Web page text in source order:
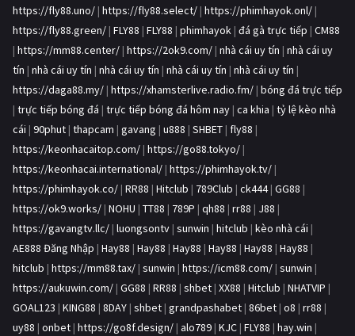
https://fly88.uno/ | https://fly88.select/ | https://phimhayok.onl/ |
https://fly88.green/ | FLY88 | FLY88 | phimhayok | đá gà trực tiếp | CM88
| https://mm88.center/ | https://2ok9.com/ | nhà cái uy tín | nhà cái uy
tín | nhà cái uy tín | nhà cái uy tín | nhà cái uy tín | nhà cái uy tín |
https://daga88.my/ | https://xhamsterlive.radio.fm/ | bóng đá trực tiếp
| trực tiếp bóng đá | trực tiếp bóng đá hôm nay | ca khia | tỷ lệ kèo nhà
cái | 90phut | thapcam | gavang | u888 | SHBET | fly88 |
https://keonhacaitop.com/ | https://go88.tokyo/ |
https://keonhacai.international/ | https://phimhayok.tv/ |
https://phimhayok.co/ | RR88 | Hitclub | 789Club | ck444| GG88 |
https://ok9.works/ | NOHU | TT88 | 789P | qh88 | rr88 | J88 |
https://gavangtv.llc/ | luongsontv | sunwin | hitclub | kèo nhà cái |
AE888 Đăng Nhập | Hay88 | Hay88 | Hay88 | Hay88 | Hay88 | Hay88 |
hitclub | https://mm88.tax/ | sunwin | https://icm88.com/ | sunwin |
https://aukuwin.com/ | GG88 | RR88 | shbet | XX88 | Hitclub | NHATVIP |
GOAL123 | KING88 | 8DAY | shbet | grandpashabet | 86bet | o8 | rr88 |
uy88 | onbet | https://go8f.design/ | alo789 | KJC | FLY88 | hay.win |